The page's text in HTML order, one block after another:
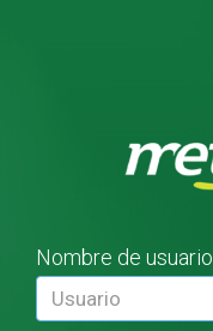
Nombre de usuario